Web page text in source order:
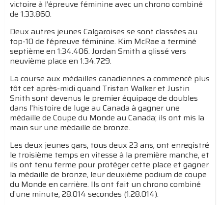
victoire à l’épreuve féminine avec un chrono combiné
de 1:33.860.
Deux autres jeunes Calgaroises se sont classées au
top-10 de l’épreuve féminine. Kim McRae a terminé
septième en 1:34.406. Jordan Smith a glissé vers
neuvième place en 1:34.729.
La course aux médailles canadiennes a commencé plus
tôt cet après-midi quand Tristan Walker et Justin
Snith sont devenus le premier équipage de doubles
dans l’histoire de luge au Canada à gagner une
médaille de Coupe du Monde au Canada; ils ont mis la
main sur une médaille de bronze.
Les deux jeunes gars, tous deux 23 ans, ont enregistré
le troisième temps en vitesse à la première manche, et
ils ont tenu ferme pour protéger cette place et gagner
la médaille de bronze, leur deuxième podium de coupe
du Monde en carrière. Ils ont fait un chrono combiné
d’une minute, 28.014 secondes (1:28.014).